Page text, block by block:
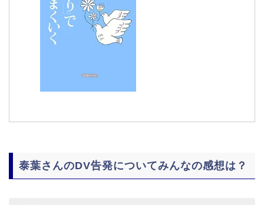
泰葉さんのDV告発についてみんなの感想は？